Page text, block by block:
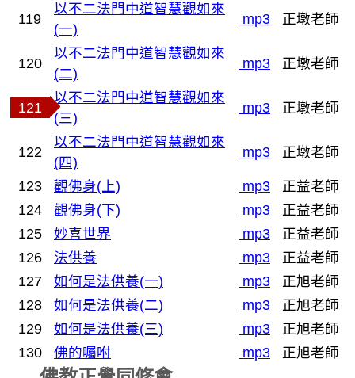
119
以不二法門中道智慧觀如來
(一)
mp3 正墩老師
120
以不二法門中道智慧觀如來
(二)
mp3 正墩老師
121
以不二法門中道智慧觀如來
(三)
mp3 正墩老師
122
以不二法門中道智慧觀如來
(四)
mp3 正墩老師
123 觀佛身(上) mp3
正益老師
124
觀佛身(下) mp3
正益老師
125
妙喜世界 mp3
正益老師
126
法供養 mp3
正益老師
127
如何是法供養(一) mp3
正旭老師
128
如何是法供養(二) mp3
正旭老師
129
如何是法供養(三) mp3
正旭老師
130
佛的囑咐 mp3 正旭老師